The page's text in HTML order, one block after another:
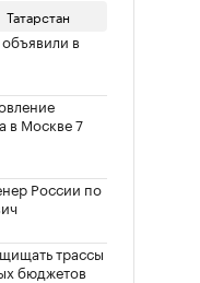
Татарстан
в
в Москве 7
России по
трассы
бюджетов